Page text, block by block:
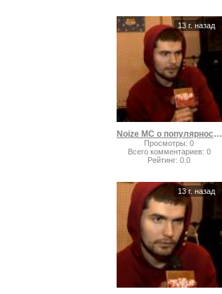
13 г. назад
Noize MC о популярности
Просмотры:0
Всего комментариев: 0
Рейтинг:0.0
13 г. назад